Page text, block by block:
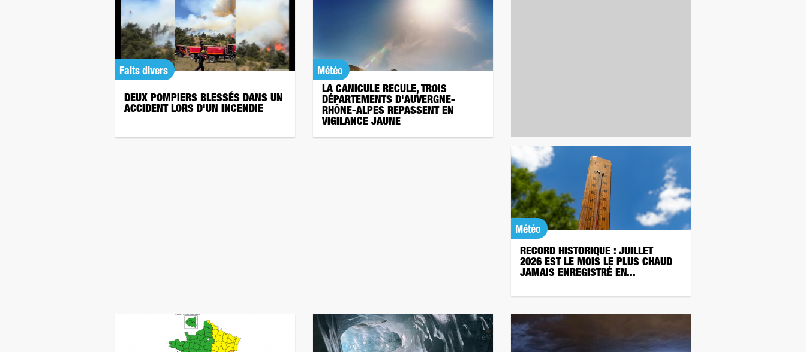
Faits divers
DEUX POMPIERS BLESSÉS DANS UN
ACCIDENT LORS D'UN INCENDIE
Météo
LA CANICULE RECULE, TROIS
DÉPARTEMENTS D'AUVERGNE-
RHÔNE-ALPES REPASSENT EN
VIGILANCE JAUNE
Météo
RECORD HISTORIQUE : JUILLET
2026 EST LE MOIS LE PLUS CHAUD
JAMAIS ENREGISTRÉ EN...